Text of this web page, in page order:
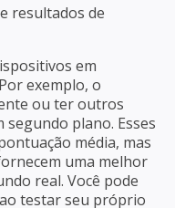
resultados de
em
exemplo, o
ou ter outros
segundo plano. Esses
média, mas
uma melhor
real. Você pode
testar seu próprio